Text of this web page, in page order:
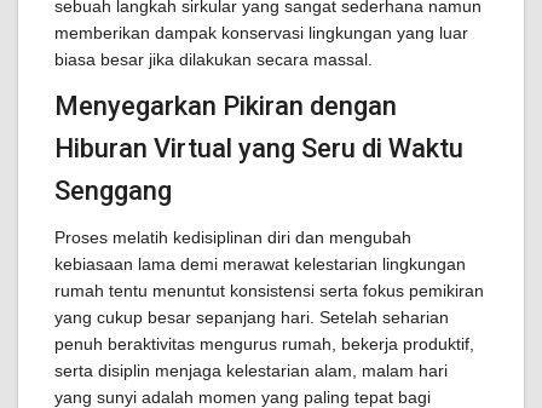
sebuah langkah sirkular yang sangat sederhana namun
memberikan dampak konservasi lingkungan yang luar
biasa besar jika dilakukan secara massal.
Menyegarkan Pikiran dengan
Hiburan Virtual yang Seru di Waktu
Senggang
Proses melatih kedisiplinan diri dan mengubah
kebiasaan lama demi merawat kelestarian lingkungan
rumah tentu menuntut konsistensi serta fokus pemikiran
yang cukup besar sepanjang hari. Setelah seharian
penuh beraktivitas mengurus rumah, bekerja produktif,
serta disiplin menjaga kelestarian alam, malam hari
yang sunyi adalah momen yang paling tepat bagi